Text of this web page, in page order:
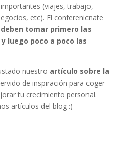
(viajes, trabajo,
etc). El conferenicnate
tomar primero las
luego poco a poco las
nuestro artículo sobre la
de inspiración para coger
tu crecimiento personal.
artículos del blog :)